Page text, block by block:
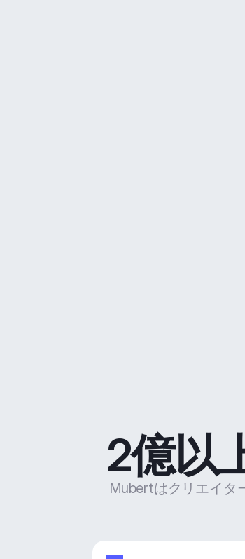
2億以
Mubertはクリエイタ